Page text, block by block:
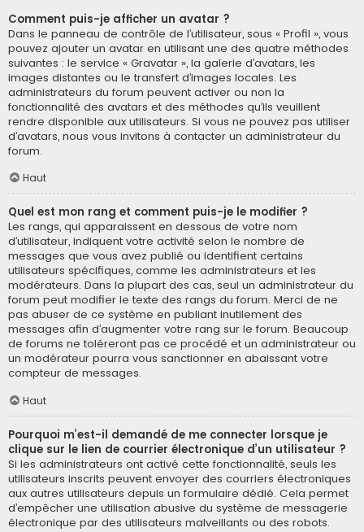
Comment puis-je afficher un avatar ?
Dans le panneau de contrôle de l’utilisateur, sous « Profil », vous
pouvez ajouter un avatar en utilisant une des quatre méthodes
suivantes : le service « Gravatar », la galerie d’avatars, les
images distantes ou le transfert d’images locales. Les
administrateurs du forum peuvent activer ou non la
fonctionnalité des avatars et des méthodes qu’ils veuillent
rendre disponible aux utilisateurs. Si vous ne pouvez pas utiliser
d’avatars, nous vous invitons à contacter un administrateur du
forum.
Haut
Quel est mon rang et comment puis-je le modifier ?
Les rangs, qui apparaissent en dessous de votre nom
d’utilisateur, indiquent votre activité selon le nombre de
messages que vous avez publié ou identifient certains
utilisateurs spécifiques, comme les administrateurs et les
modérateurs. Dans la plupart des cas, seul un administrateur du
forum peut modifier le texte des rangs du forum. Merci de ne
pas abuser de ce système en publiant inutilement des
messages afin d’augmenter votre rang sur le forum. Beaucoup
de forums ne toléreront pas ce procédé et un administrateur ou
un modérateur pourra vous sanctionner en abaissant votre
compteur de messages.
Haut
Pourquoi m’est-il demandé de me connecter lorsque je
clique sur le lien de courrier électronique d’un utilisateur ?
Si les administrateurs ont activé cette fonctionnalité, seuls les
utilisateurs inscrits peuvent envoyer des courriers électroniques
aux autres utilisateurs depuis un formulaire dédié. Cela permet
d’empêcher une utilisation abusive du système de messagerie
électronique par des utilisateurs malveillants ou des robots.